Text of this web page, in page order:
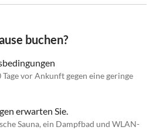
buchen?
vor Ankunft gegen eine geringe
erwarten Sie.
Sauna, ein Dampfbad und WLAN-